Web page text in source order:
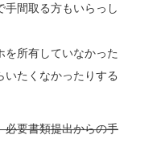
手間取る方もいらっし
を所有していなかった
いたくなかったりする
必要書類提出からの手